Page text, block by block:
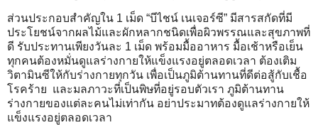
ส่วนประกอบสำคัญใน 1 เม็ด “บีไชน์ เนเจอร์ซี” มีสารสกัดที่มี
ประโยชน์จากผลไม้และผักหลากชนิดเพื่อผิวพรรณและสุขภาพที่
ดี รับประทานเพียงวันละ 1 เม็ด พร้อมมื้ออาหาร มื้อเช้าหรือเย็น
ทุกคนต้องหมั่นดูแลร่างกายให้แข็งแรงอยู่ตลอดเวลา ต้องเติม
วิตามินซีให้กับร่างกายทุกวัน เพื่อเป็นภูมิต้านทานที่ดีต่อสู้กับเชื้อ
โรคร้าย และมลภาวะที่เป็นพิษที่อยู่รอบตัวเรา ภูมิต้านทาน
ร่างกายของแต่ละคนไม่เท่ากัน อย่าประมาทต้องดูแลร่างกายให้
แข็งแรงอยู่ตลอดเวลา